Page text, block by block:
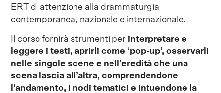
ERT di attenzione alla drammaturgia
contemporanea, nazionale e internazionale.
Il corso fornirà strumenti per interpretare e
leggere i testi, aprirli come ‘pop-up’, osservarli
nelle singole scene e nell’eredità che una
scena lascia all’altra, comprendendone
l’andamento, i nodi tematici e intuendone la